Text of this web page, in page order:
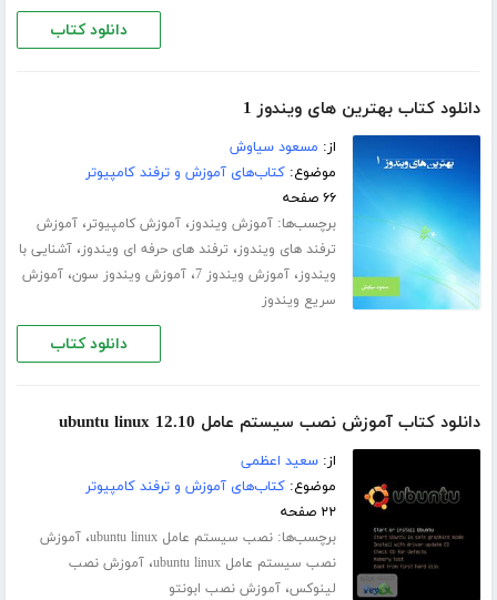
دانلود کتاب
دانلود کتاب بهترین های ویندوز 1
از: مسعود سیاوش
موضوع:کتاب‌های آموزش و ترفند کامپیوتر
۶۶ صفحه
برچسب‌ها:آموزش ویندوز،آموزش کامپیوتر،آموزش
ترفند های ویندوز، ترفند های حرفه ای ویندوز،آشنایی با
ویندوز،آموزش ویندوز 7 ،آموزش ویندوز سون،آموزش
سریع ویندوز
دانلود کتاب
دانلود کتاب آموزش نصب سیستم عامل ubuntu linux 12.10
از:سعید اعظمی
موضوع:کتاب‌های آموزش و ترفند کامپیوتر
۲۲ صفحه
برچسب‌ها:نصب سیستم عامل ubuntu linux ،آموزش
نصب سیستم عامل ubuntu linux
،آموزش نصب
لینوکس،آموزش نصب ابونتو